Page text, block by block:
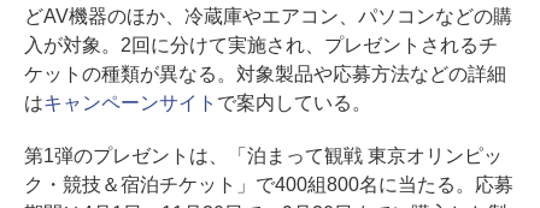
どAV機器のほか、冷蔵庫やエアコン、パソコンなどの購
入が対象。2回に分けて実施され、プレゼントされるチ
ケットの種類が異なる。対象製品や応募方法などの詳細
はキャンペーンサイト で案内している。
第1弾のプレゼントは、「泊まって観戦 東京オリンピッ
ク・競技＆宿泊チケット」で400組800名に当たる。応募